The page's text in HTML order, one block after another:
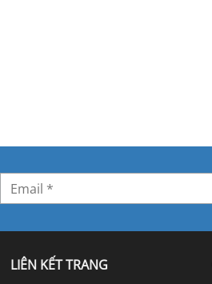
LIÊN KẾT TRANG